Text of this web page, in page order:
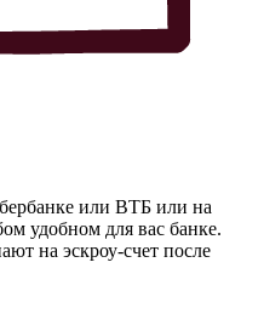
или ВТБ или на
удобном для вас банке.
на эскроу-счет после